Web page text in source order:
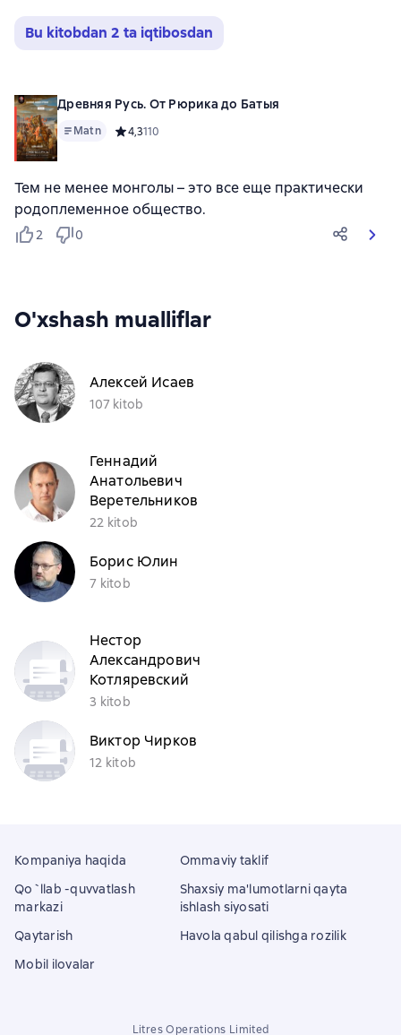
Bu kitobdan 2 ta iqtibosdan
Древняя Русь. От Рюрика до Батыя
Matn Средний рейтинг 4,3 на основе 110 оценок
4,3110
Тем не менее монголы – это все еще практически
родоплеменное общество.
2 0
O'xshash mualliflar
Алексей Исаев
107 kitob
Геннадий
Анатольевич
Веретельников
22 kitob
Борис Юлин
7 kitob
Нестор
Александрович
Котляревский
3 kitob
Виктор Чирков
12 kitob
Kompaniya haqida
Qo`llab -quvvatlash
markazi
Qaytarish
Mobil ilovalar
Ommaviy taklif
Shaxsiy ma'lumotlarni qayta
ishlash siyosati
Havola qabul qilishga rozilik
Litres Operations Limited